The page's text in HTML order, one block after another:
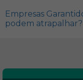
Empresas
podem atrapalhar?